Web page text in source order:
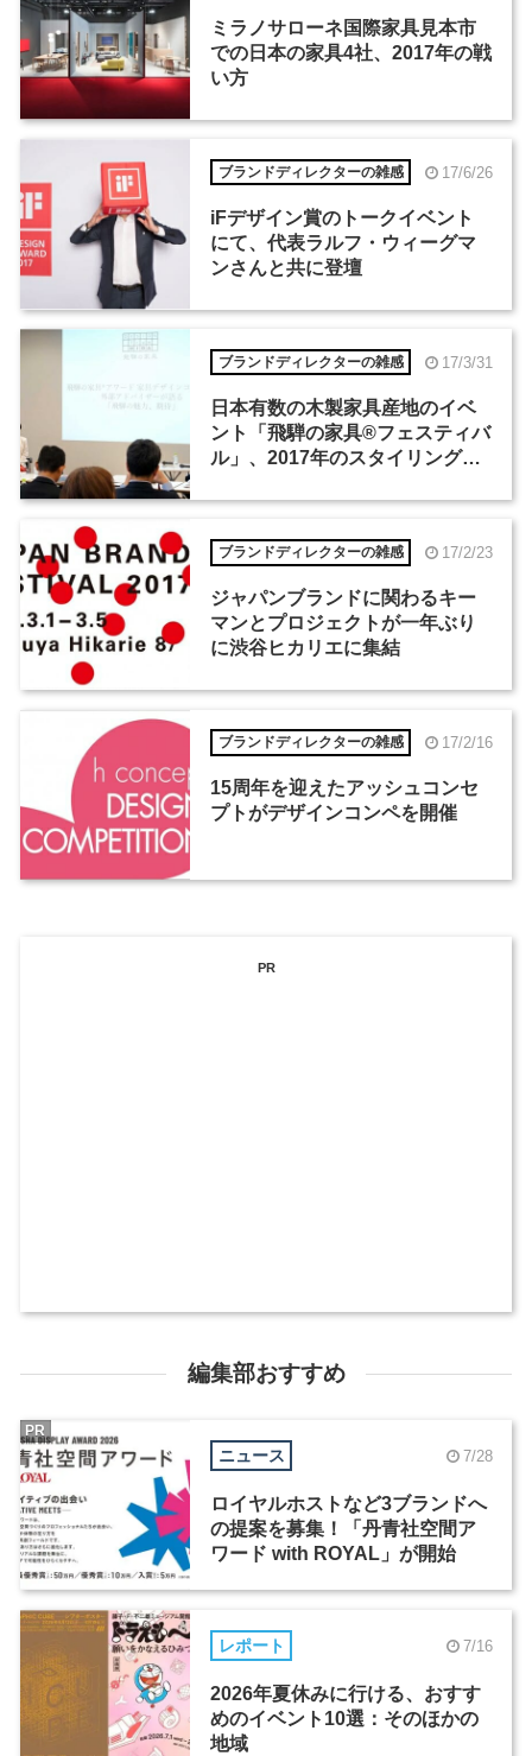
ミラノサローネ国際家具見本市
での日本の家具4社、2017年の戦
い方
ブランドディレクターの雑感 17/6/26
iFデザイン賞のトークイベント
にて、代表ラルフ・ウィーグマ
ンさんと共に登壇
ブランドディレクターの雑感 17/3/31
日本有数の木製家具産地のイベ
ント「飛騨の家具®フェスティバ
ル」、2017年のスタイリングテ
ブランドディレクターの雑感 17/2/23
ジャパンブランドに関わるキー
マンとプロジェクトが一年ぶり
に渋谷ヒカリエに集結
ブランドディレクターの雑感 17/2/16
15周年を迎えたアッシュコンセ
プトがデザインコンペを開催
PR
編集部おすすめ
ニュース 7/28
ロイヤルホストなど3ブランドへ
の提案を募集！「丹青社空間ア
ワード with ROYAL」が開始
PR
レポート 7/16
2026年夏休みに行ける、おすす
めのイベント10選：そのほかの
地域